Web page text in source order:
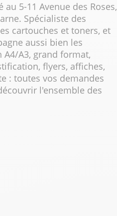
5-11 Avenue des Roses,
Spécialiste des
cartouches et toners, et
aussi bien les
A3, grand format,
flyers, affiches,
: toutes vos demandes
l'ensemble des